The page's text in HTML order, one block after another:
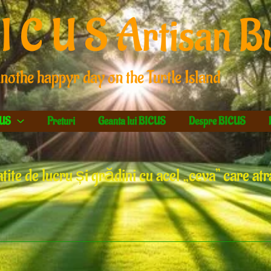
C U S Artisan
happyr day on the Turtle Island
Preturi Geanta lui BICUS Despre BICUS
de lucru și grădini cu acel „ceva” care